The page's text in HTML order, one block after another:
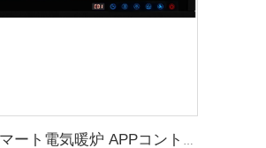
Luxstar 42インチ スマート電気暖炉 APPコントロール付き 装飾炎 壁掛け式 電気暖炉